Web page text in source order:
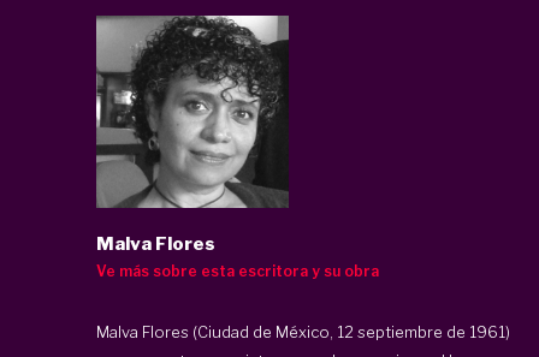
Malva Flores
Ve más sobre esta escritora y su obra
Malva Flores (Ciudad de México, 12 septiembre de 1961)